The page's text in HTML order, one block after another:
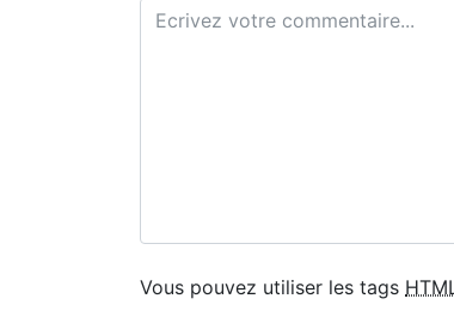
Vous pouvez utiliser les tags